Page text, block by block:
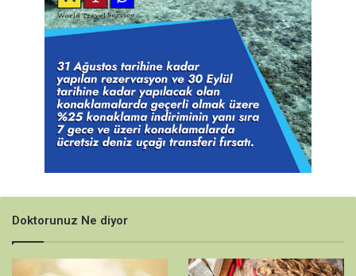
Doktorunuz Ne diyor